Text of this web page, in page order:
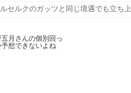
セルクのガッツと同じ境遇でも立ち
五月さんの個別回っ
想できないよね